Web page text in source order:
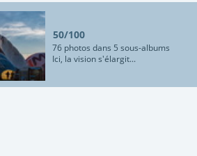
50/100
76 photos dans 5 sous-albums
Ici, la vision s'élargit...